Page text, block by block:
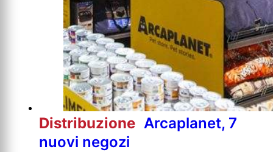
Distribuzione Arcaplanet, 7
nuovi negozi